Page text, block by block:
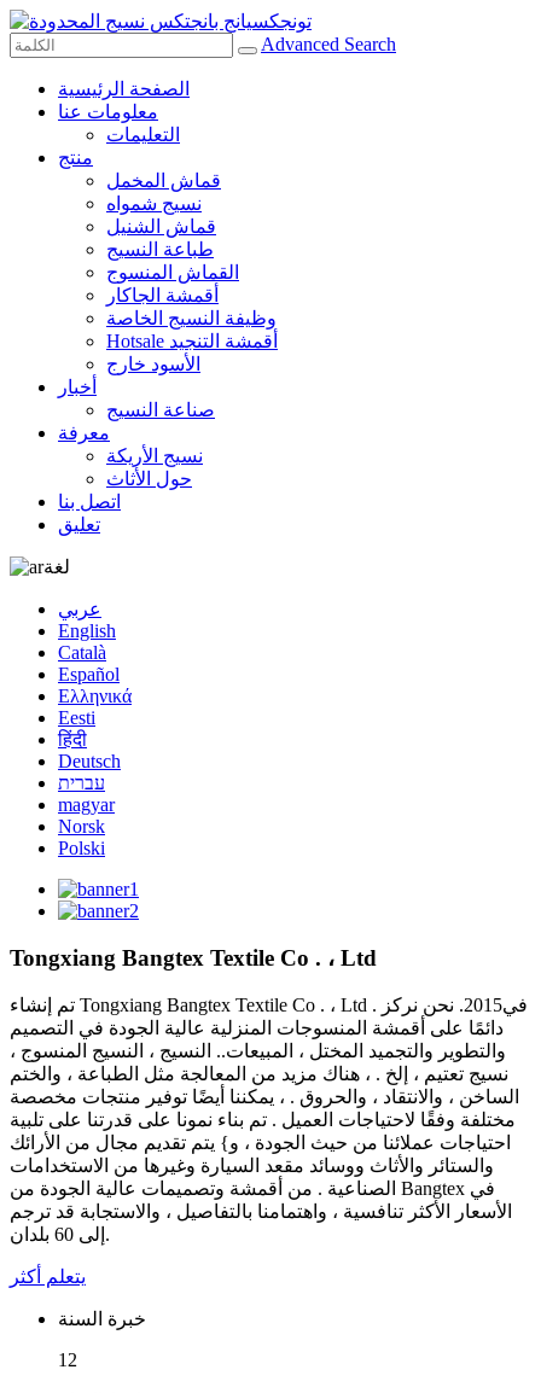
Advanced Search
الصفحة الرئيسية
معلومات عنا
التعليمات
منتج
قماش المخمل
نسيج شمواه
قماش الشنيل
طباعة النسيج
القماش المنسوج
أقمشة الجاكار
وظيفة النسيج الخاصة
Hotsale أقمشة التنجيد
الأسود خارج
أخبار
صناعة النسيج
معرفة
نسيج الأريكة
حول الأثاث
اتصل بنا
تعليق
لغة
عربي
English
Català
Español
Ελληνικά
Eesti
हिंदी
Deutsch
עברית
magyar
Norsk
Polski
Tongxiang Bangtex Textile Co . ، Ltd
تم إنشاء Tongxiang Bangtex Textile Co . ، Ltd . في2015. نحن نركز
دائمًا على أقمشة المنسوجات المنزلية عالية الجودة في التصميم
والتطوير والتجميد المختل ، المبيعات.. النسيج ، النسيج المنسوج ،
نسيج تعتيم ، إلخ . ، هناك مزيد من المعالجة مثل الطباعة ، والختم
الساخن ، والانتقاد ، والحروق . ، يمكننا أيضًا توفير منتجات مخصصة
مختلفة وفقًا لاحتياجات العميل . تم بناء نمونا على قدرتنا على تلبية
احتياجات عملائنا من حيث الجودة ، و} يتم تقديم مجال من الأرائك
والستائر والأثاث ووسائد مقعد السيارة وغيرها من الاستخدامات
الصناعية . من أقمشة وتصميمات عالية الجودة من Bangtex في
الأسعار الأكثر تنافسية ، واهتمامنا بالتفاصيل ، والاستجابة قد ترجم
إلى 60 بلدان.
يتعلم أكثر
خبرة السنة
12